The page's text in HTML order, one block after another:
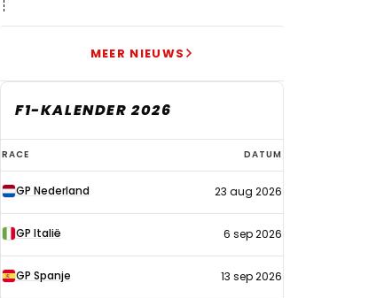
MEER NIEUWS
F1-KALENDER 2026
F1-
kalender
2026
RACE DATUM
GP Nederland 23 aug 2026
GP Italië 6 sep 2026
GP Spanje 13 sep 2026